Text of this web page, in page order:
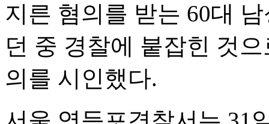
지른 혐의를 받는 60대
던 중 경찰에 붙잡힌 것
의를 시인했다.